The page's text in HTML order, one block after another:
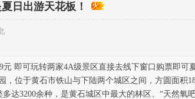
日出游天花板！
即可玩转两家4A级景区直接去线下窗口购票即可
位于黄石市铁山与下陆两个城区之间，方圆面积
达3200余种，是黄石城区中最大的林区、“天然氧